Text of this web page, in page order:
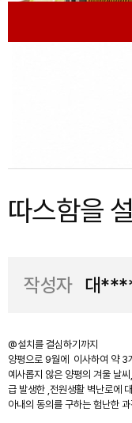
따스함을
작성자 대
@설치를 결심하기까지
양평으로 9월에 이사하여 약 3
예사롭지 않은 양평의 겨울 날
급 발생한 ,전원생활 벽난로에
아내의 동의를 구하는 험난한